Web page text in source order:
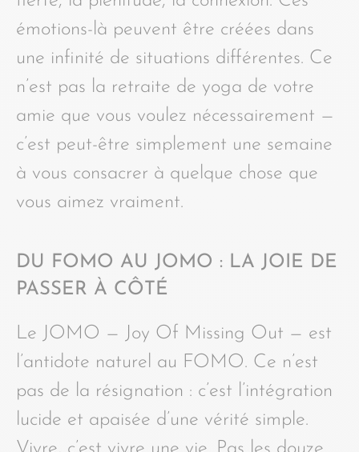
émotions-là peuvent être créées dans
une infinité de situations différentes. Ce
n’est pas la retraite de yoga de votre
amie que vous voulez nécessairement —
c’est peut-être simplement une semaine
à vous consacrer à quelque chose que
vous aimez vraiment.
DU FOMO AU JOMO : LA JOIE DE
PASSER À CÔTÉ
Le JOMO — Joy Of Missing Out — est
l’antidote naturel au FOMO. Ce n’est
pas de la résignation : c’est l’intégration
lucide et apaisée d’une vérité simple.